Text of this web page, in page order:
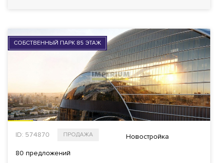
СОБСТВЕННЫЙ ПАРК 85 ЭТАЖ
ID: 574870 ПРОДАЖА Новостройка
80 предложений